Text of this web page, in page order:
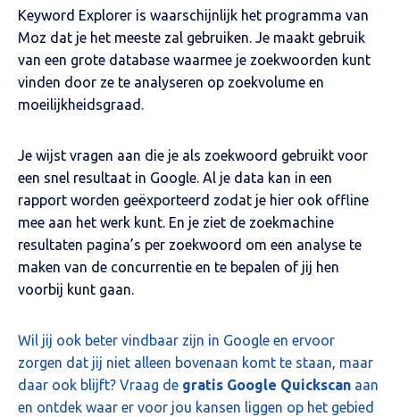
Keyword Explorer is waarschijnlijk het programma van
Moz dat je het meeste zal gebruiken. Je maakt gebruik
van een grote database waarmee je zoekwoorden kunt
vinden door ze te analyseren op zoekvolume en
moeilijkheidsgraad.
Je wijst vragen aan die je als zoekwoord gebruikt voor
een snel resultaat in Google. Al je data kan in een
rapport worden geëxporteerd zodat je hier ook offline
mee aan het werk kunt. En je ziet de zoekmachine
resultaten pagina’s per zoekwoord om een analyse te
maken van de concurrentie en te bepalen of jij hen
voorbij kunt gaan.
Wil jij ook beter vindbaar zijn in Google en ervoor
zorgen dat jij niet alleen bovenaan komt te staan, maar
daar ook blijft? Vraag de gratis Google Quickscan aan
en ontdek waar er voor jou kansen liggen op het gebied